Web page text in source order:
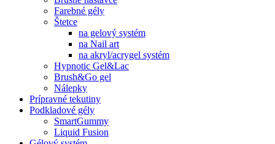
Farebné gély
Štetce
na gelový systém
na Nail art
na akryl/acrygel systém
Hypnotic Gel&Lac
Brush&Go gel
Nálepky
Prípravné tekutiny
Podkladové gély
SmartGummy
Liquid Fusion